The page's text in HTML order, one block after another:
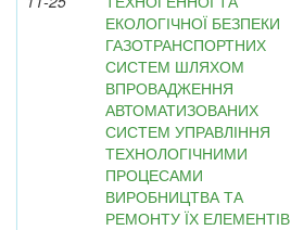
ЕКОЛОГІЧНОЇ БЕЗПЕКИ
ГАЗОТРАНСПОРТНИХ
СИСТЕМ ШЛЯХОМ
ВПРОВАДЖЕННЯ
АВТОМАТИЗОВАНИХ
СИСТЕМ УПРАВЛІННЯ
ТЕХНОЛОГІЧНИМИ
ПРОЦЕСАМИ
ВИРОБНИЦТВА ТА
РЕМОНТУ ЇХ ЕЛЕМЕНТІВ